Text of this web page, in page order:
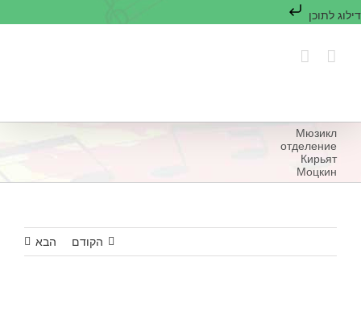
דילוג לתוכן
Мюзикл
отделение
Кирьят
Моцкин
הקודם הבא